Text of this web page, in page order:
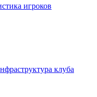
игроков
клуба